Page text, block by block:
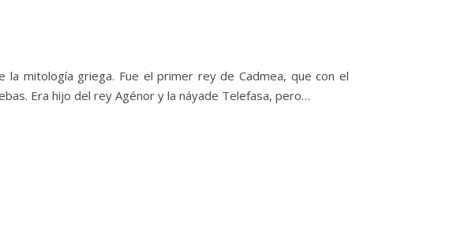
mitología griega. Fue el primer rey de Cadmea, que con el
Era hijo del rey Agénor y la náyade Telefasa, pero…